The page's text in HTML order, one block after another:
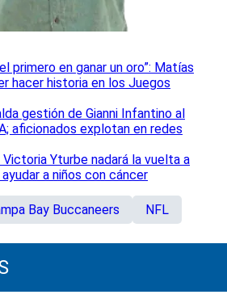
primero en ganar un oro”: Matías
hacer historia en los Juegos
gestión de Gianni Infantino al
aficionados explotan en redes
Victoria Yturbe nadará la vuelta a
a niños con cáncer
Bay Buccaneers NFL